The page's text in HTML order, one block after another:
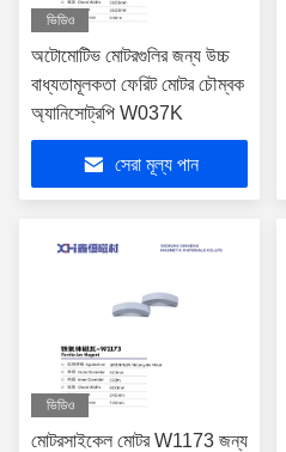
ভিডিও
অটোমোটিভ মোটরগুলির জন্য উচ্চ
বাধ্যতামূলকতা ফেরিট মোটর চৌম্বক
অ্যানিসোট্রপি W037K
সেরা মূল্য পান
ভিডিও
মোটরসাইকেল মোটর W1173 জন্য